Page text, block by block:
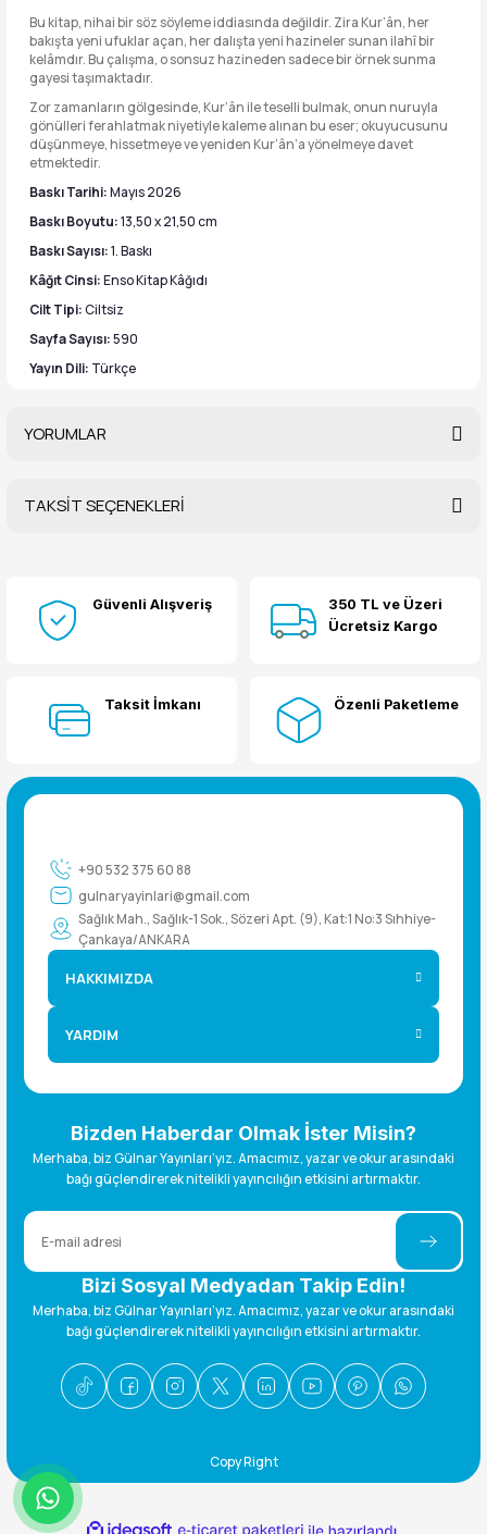
Bu kitap, nihai bir söz söyleme iddiasında değildir. Zira Kur’ân, her
bakışta yeni ufuklar açan, her dalışta yeni hazineler sunan ilahî bir
kelâmdır. Bu çalışma, o sonsuz hazineden sadece bir örnek sunma
gayesi taşımaktadır.
Zor zamanların gölgesinde, Kur’ân ile teselli bulmak, onun nuruyla
gönülleri ferahlatmak niyetiyle kaleme alınan bu eser; okuyucusunu
düşünmeye, hissetmeye ve yeniden Kur’ân’a yönelmeye davet
etmektedir.
Baskı Tarihi:Mayıs 2026
Baskı Boyutu:13,50 x 21,50 cm
Baskı Sayısı:1. Baskı
Kâğıt Cinsi:Enso Kitap Kâğıdı
Cilt Tipi:Ciltsiz
Sayfa Sayısı:590
Yayın Dili: Türkçe
YORUMLAR
Yorum Yaz
TAKSİT SEÇENEKLERİ
Güvenli Alışveriş
350 TL ve Üzeri
Ücretsiz Kargo
Taksit İmkanı Özenli Paketleme
+90 532 375 60 88
gulnaryayinlari@gmail.com
Sağlık Mah., Sağlık-1 Sok., Sözeri Apt. (9), Kat:1 No:3 Sıhhiye-
Çankaya/ANKARA
HAKKIMIZDA
YARDIM
Bizden Haberdar Olmak İster Misin?
Merhaba, biz Gülnar Yayınları’yız. Amacımız, yazar ve okur arasındaki
bağı güçlendirerek nitelikli yayıncılığın etkisini artırmaktır.
Bizi Sosyal Medyadan Takip Edin!
Merhaba, biz Gülnar Yayınları’yız. Amacımız, yazar ve okur arasındaki
bağı güçlendirerek nitelikli yayıncılığın etkisini artırmaktır.
Copy Right
ideasoft e-